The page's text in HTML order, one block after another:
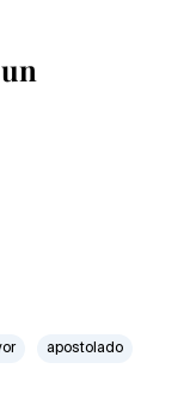
apostolado